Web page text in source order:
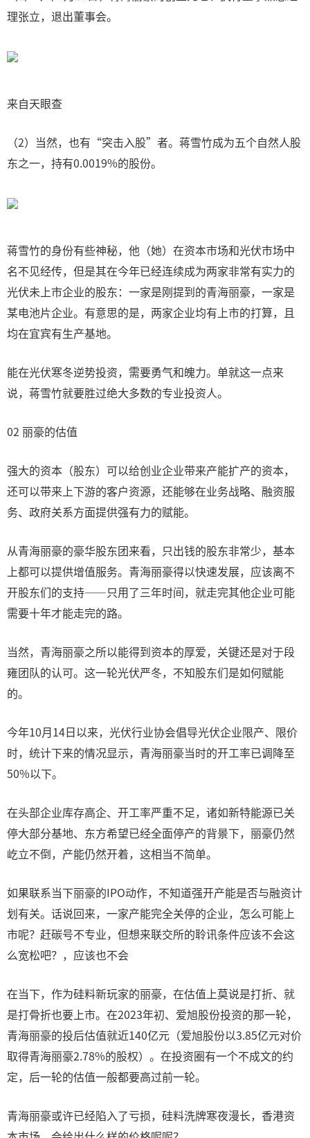
理张立，退出董事会。
来自天眼查
（2）当然，也有“突击入股”者。蒋雪竹成为五个自然人股
东之一，持有0.0019%的股份。
蒋雪竹的身份有些神秘，他（她）在资本市场和光伏市场中
名不见经传，但是其在今年已经连续成为两家非常有实力的
光伏未上市企业的股东：一家是刚提到的青海丽豪，一家是
某电池片企业。有意思的是，两家企业均有上市的打算，且
均在宜宾有生产基地。
能在光伏寒冬逆势投资，需要勇气和魄力。单就这一点来
说，蒋雪竹就要胜过绝大多数的专业投资人。
02 丽豪的估值
强大的资本（股东）可以给创业企业带来产能扩产的资本，
还可以带来上下游的客户资源，还能够在业务战略、融资服
务、政府关系方面提供强有力的赋能。
从青海丽豪的豪华股东团来看，只出钱的股东非常少，基本
上都可以提供增值服务。青海丽豪得以快速发展，应该离不
开股东们的支持——只用了三年时间，就走完其他企业可能
需要十年才能走完的路。
当然，青海丽豪之所以能得到资本的厚爱，关键还是对于段
雍团队的认可。这一轮光伏严冬，不知股东们是如何赋能
的。
今年10月14日以来，光伏行业协会倡导光伏企业限产、限价
时，统计下来的情况显示，青海丽豪当时的开工率已调降至
50%以下。
在头部企业库存高企、开工率严重不足，诸如新特能源已关
停大部分基地、东方希望已经全面停产的背景下，丽豪仍然
屹立不倒，产能仍然开着，这相当不简单。
如果联系当下丽豪的IPO动作，不知道强开产能是否与融资计
划有关。话说回来，一家产能完全关停的企业，怎么可能上
市呢？赶碳号不专业，但想来联交所的聆讯条件应该不会这
么宽松吧？，应该也不会
在当下，作为硅料新玩家的丽豪，在估值上莫说是打折、就
是打骨折也要上市。在2023年初、爱旭股份投资的那一轮，
青海丽豪的投后估值就近140亿元（爱旭股份以3.85亿元对价
取得青海丽豪2.78%的股权）。在投资圈有一个不成文的约
定，后一轮的估值一般都要高过前一轮。
青海丽豪或许已经陷入了亏损，硅料洗牌寒夜漫长，香港资